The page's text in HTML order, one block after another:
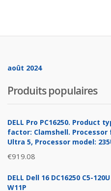
août 2024
Produits populaires
DELL Pro PC16250. Product
factor: Clamshell. Processor
Ultra 5, Processor model:
€919.08
DELL Dell 16 DC16250 C5-
W11P